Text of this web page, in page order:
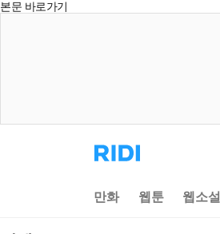
본문 바로가기
리
디
으
로
만화 웹툰 웹소설